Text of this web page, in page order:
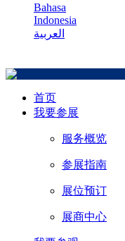
Bahasa
Indonesia
العربية
首页
我要参展
服务概览
参展指南
展位预订
展商中心